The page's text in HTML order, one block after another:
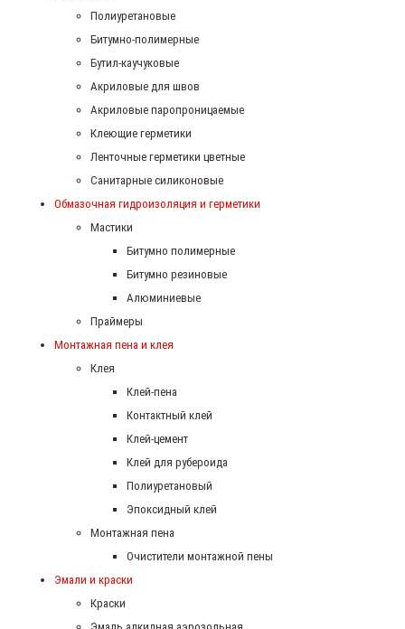
Полиуретановые
Битумно-полимерные
Бутил-каучуковые
Акриловые для швов
Акриловые паропроницаемые
Клеющие герметики
Ленточные герметики цветные
Санитарные силиконовые
Обмазочная гидроизоляция и герметики
Мастики
Битумно полимерные
Битумно резиновые
Алюминиевые
Праймеры
Монтажная пена и клея
Клея
Клей-пена
Контактный клей
Клей-цемент
Клей для рубероида
Полиуретановый
Эпоксидный клей
Монтажная пена
Очистители монтажной пены
Эмали и краски
Краски